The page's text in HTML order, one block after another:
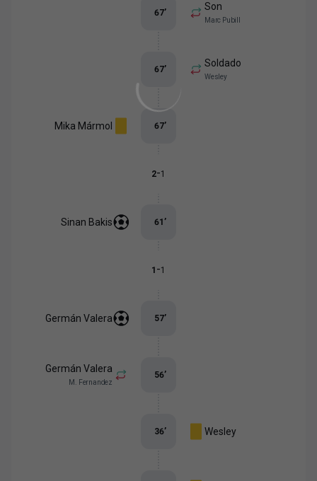
Son
Marc Pubill
67’
Soldado
Wesley
67’
Mika Mármol 67’
2-1
Sinan Bakis 61’
1 -1
Germán Valera 57’
Germán Valera
M. Fernandez
56’
Wesley
36’